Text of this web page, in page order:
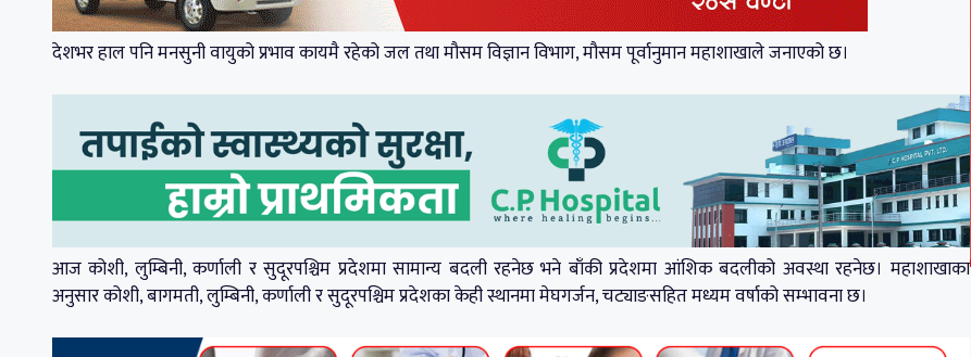
देशभर हाल पनि मनसुनी वायुको प्रभाव कायमै रहेको जल तथा मौसम विज्ञान विभाग, मौसम पूर्वानुमान महाशाखाले जनाएको छ।
आज कोशी, लुम्बिनी, कर्णाली र सुदूरपश्चिम प्रदेशमा सामान्य बदली रहनेछ भने बाँकी प्रदेशमा आंशिक बदलीको अवस्था रहनेछ। महाशाखाका
अनुसार कोशी, बागमती, लुम्बिनी, कर्णाली र सुदूरपश्चिम प्रदेशका केही स्थानमा मेघगर्जन, चट्याङसहित मध्यम वर्षाको सम्भावना छ।